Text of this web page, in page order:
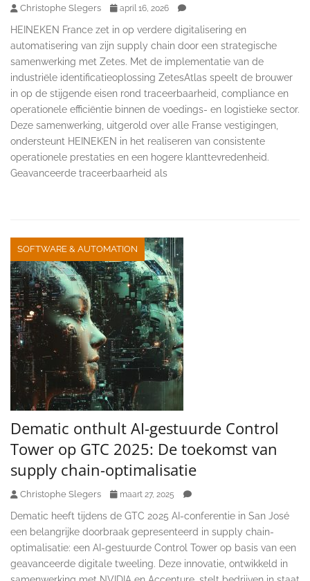
Christophe Slegers april 16, 2026
HEINEKEN France zet in op verdere digitalisering en
automatisering van zijn supply chain door een strategische
samenwerking met Zetes. Met de implementatie van de
industriële identificatieoplossing ZetesAtlas speelt de brouwer
in op de stijgende eisen rond traceerbaarheid, compliance en
operationele efficiëntie binnen de voedings- en logistieke sector.
Deze samenwerking, uitgerold over alle Franse vestigingen,
ondersteunt HEINEKEN in het realiseren van consistente
operationele prestaties en een hogere klanttevredenheid.
Geavanceerde traceerbaarheid als
SOFTWARE & AUTOMATION
Dematic onthult AI-gestuurde Control
Tower op GTC 2025: De toekomst van
supply chain-optimalisatie
Christophe Slegers maart 27, 2025
Dematic heeft tijdens de GTC 2025 AI-conferentie in San José
een belangrijke doorbraak gepresenteerd in supply chain-
optimalisatie: een AI-gestuurde Control Tower op basis van een
geavanceerde digitale tweeling. Deze innovatie, ontwikkeld in